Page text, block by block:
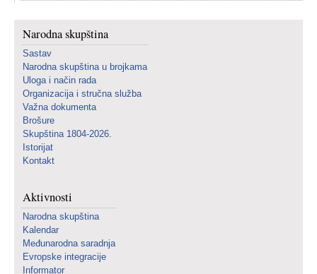
Narodna skupština
Sastav
Narodna skupština u brojkama
Uloga i način rada
Organizacija i stručna služba
Važna dokumenta
Brošure
Skupština 1804-2026.
Istorijat
Kontakt
Aktivnosti
Narodna skupština
Kalendar
Međunarodna saradnja
Evropske integracije
Informator